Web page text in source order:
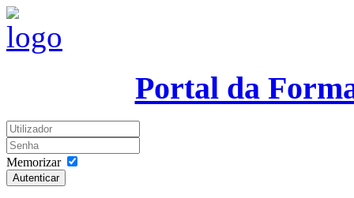
Portal da
Memorizar
Autenticar